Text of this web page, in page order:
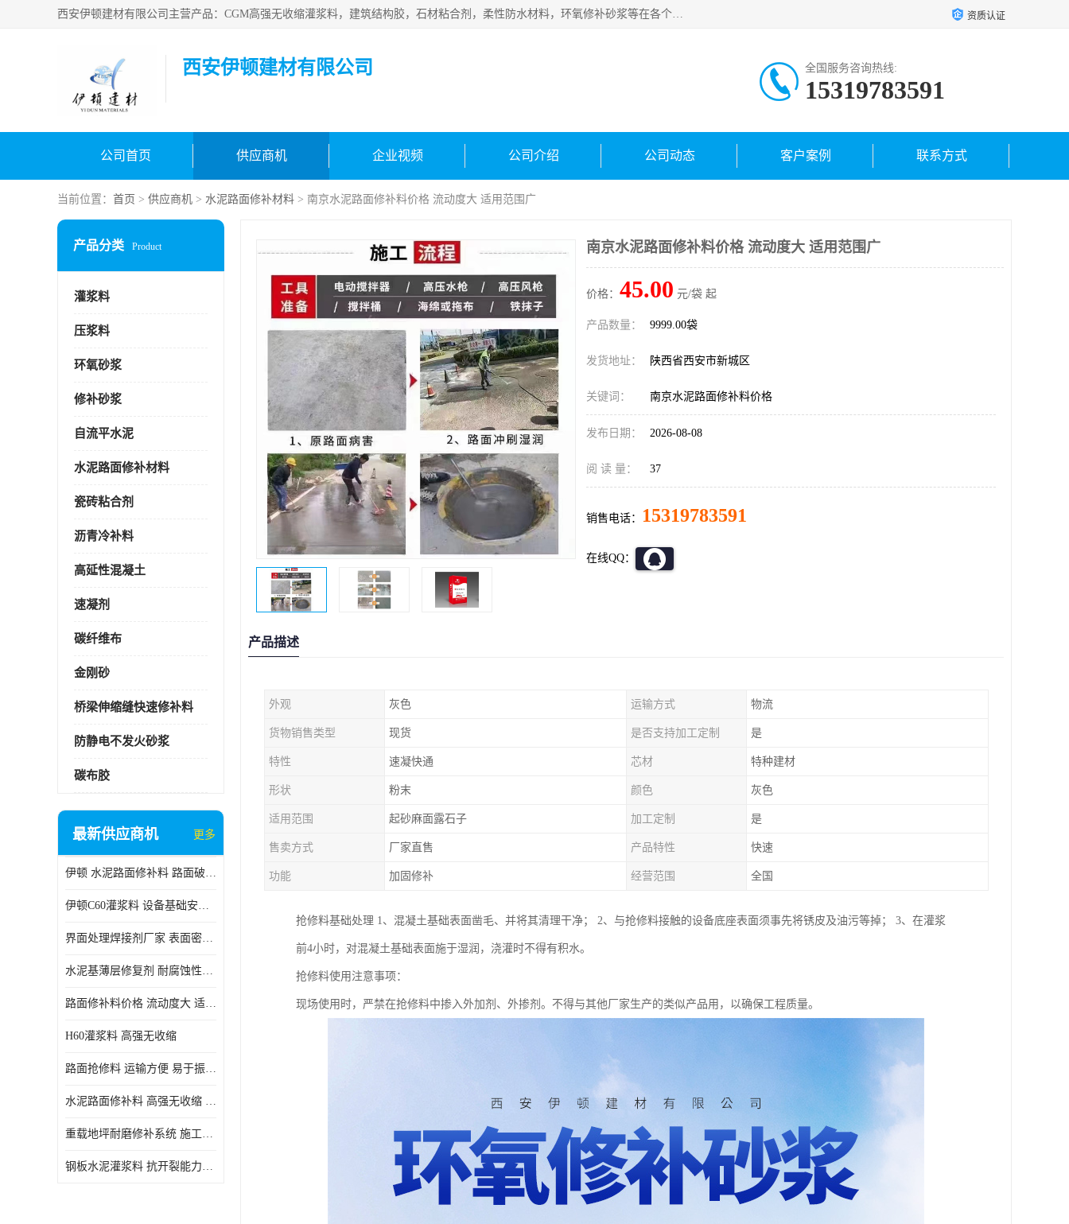
西安伊顿建材有限公司主营产品：CGM高强无收缩灌浆料，建筑结构胶，石材粘合剂，柔性防水材料，环氧修补砂浆等在各个行业得到了客户认可。 资质认证
西安伊顿建材有限公司 全国服务咨询热线:
15319783591
公司首页 供应商机 企业视频 公司介绍 公司动态 客户案例 联系方式
当前位置： 首页 > 供应商机 > 水泥路面修补材料 > 南京水泥路面修补料价格 流动度大 适用范围广
产品分类 Product
灌浆料
压浆料
环氧砂浆
修补砂浆
自流平水泥
水泥路面修补材料
瓷砖粘合剂
沥青冷补料
高延性混凝土
速凝剂
碳纤维布
金刚砂
桥梁伸缩缝快速修补料
防静电不发火砂浆
碳布胶
最新供应商机 更多
伊顿 水泥路面修补料 路面破损起皮快速修补 2小时通车
伊顿C60灌浆料 设备基础安装 梁柱改造加固二次灌浆料
界面处理焊接剂厂家 表面密实 良好的流动性
水泥基薄层修复剂 耐腐蚀性好 适用范围广
路面修补料价格 流动度大 适用范围广
H60灌浆料 高强无收缩
路面抢修料 运输方便 易于振捣密实
水泥路面修补料 高强无收缩 施工和易性好 强度高 韧性好
重载地坪耐磨修补系统 施工期短 易于振捣密实
钢板水泥灌浆料 抗开裂能力强 施工和易性好
南京水泥路面修补料价格 流动度大 适用范围广
价格： 45.00 元/袋 起
产品数量： 9999.00袋
发货地址： 陕西省西安市新城区
关键词： 南京水泥路面修补料价格
发布日期： 2026-08-08
阅 读 量： 37
销售电话： 15319783591
在线QQ：
产品描述
外观 灰色 运输方式 物流
货物销售类型 现货 是否支持加工定制 是
特性 速凝快通 芯材 特种建材
形状 粉末 颜色 灰色
适用范围 起砂麻面露石子 加工定制 是
售卖方式 厂家直售 产品特性 快速
功能 加固修补 经营范围 全国
抢修料基础处理 1、混凝土基础表面凿毛、并将其清理干净； 2、与抢修料接触的设备底座表面须事先将锈皮及油污等掉； 3、在灌浆
前4小时，对混凝土基础表面施于湿润，浇灌时不得有积水。
抢修料使用注意事项：
现场使用时，严禁在抢修料中掺入外加剂、外掺剂。不得与其他厂家生产的类似产品用，以确保工程质量。